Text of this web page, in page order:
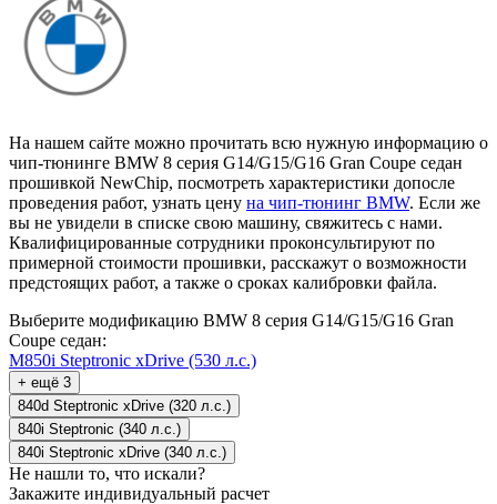
На нашем сайте можно прочитать всю нужную информацию о
чип-тюнинге BMW 8 серия G14/G15/G16 Gran Coupe седан
прошивкой NewChip, посмотреть характеристики допосле
проведения работ, узнать цену на чип-тюнинг BMW. Если же
вы не увидели в списке свою машину, свяжитесь с нами.
Квалифицированные сотрудники проконсультируют по
примерной стоимости прошивки, расскажут о возможности
предстоящих работ, а также о сроках калибровки файла.
Выберите модификацию BMW 8 серия G14/G15/G16 Gran
Coupe седан:
M850i Steptronic xDrive (530 л.с.)
+ ещё 3
840d Steptronic xDrive (320 л.с.)
840i Steptronic (340 л.с.)
840i Steptronic xDrive (340 л.с.)
Не нашли то, что искали?
Закажите индивидуальный расчет